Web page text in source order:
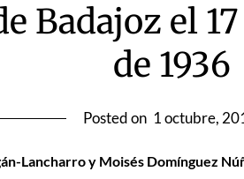
Badajoz el
de 1936
Posted on 1 octubre,
Lancharro y Moisés Domínguez